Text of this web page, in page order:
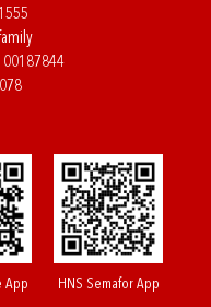
App HNS Semafor App